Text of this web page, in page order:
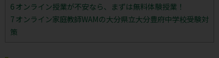
6オンライン授業が不安なら、まずは無料体験授業！
7オンライン家庭教師WAMの大分県立大分豊府中学校受験対
策